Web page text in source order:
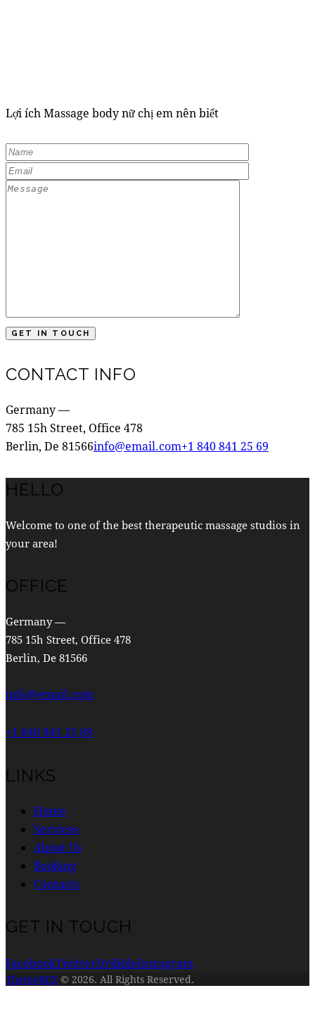
Lợi ích Massage body nữ chị em nên biết
CONTACT INFO
Germany —
785 15h Street, Office 478
Berlin, De 81566info@email.com+1 840 841 25 69
HELLO
Welcome to one of the best therapeutic massage studios in
your area!
OFFICE
Germany —
785 15h Street, Office 478
Berlin, De 81566
info@email.com
+1 840 841 25 69
LINKS
Home
Services
About Us
Booking
Contacts
GET IN TOUCH
FacebookTwitterDribbleInstagram
ThemeREX © 2026. All Rights Reserved.